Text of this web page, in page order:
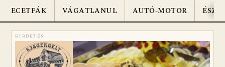
ECETFÁK VÁGATLANUL AUTÓ-MOTOR
HIRDETÉS